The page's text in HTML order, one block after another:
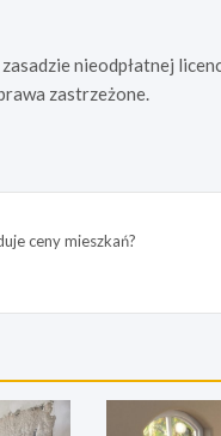
nieodpłatnej
zastrzeżone.
ceny mieszkań?